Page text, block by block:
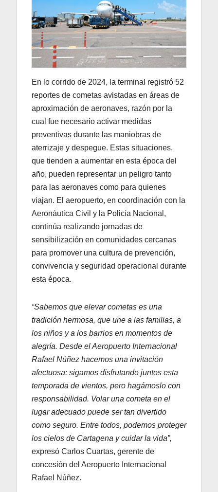
En lo corrido de 2024, la terminal registró 52
reportes de cometas avistadas en áreas de
aproximación de aeronaves, razón por la
cual fue necesario activar medidas
preventivas durante las maniobras de
aterrizaje y despegue. Estas situaciones,
que tienden a aumentar en esta época del
año, pueden representar un peligro tanto
para las aeronaves como para quienes
viajan. El aeropuerto, en coordinación con la
Aeronáutica Civil y la Policía Nacional,
continúa realizando jornadas de
sensibilización en comunidades cercanas
para promover una cultura de prevención,
convivencia y seguridad operacional durante
esta época.
“Sabemos que elevar cometas es una
tradición hermosa, que une a las familias, a
los niños y a los barrios en momentos de
alegría. Desde el Aeropuerto Internacional
Rafael Núñez hacemos una invitación
afectuosa: sigamos disfrutando juntos esta
temporada de vientos, pero hagámoslo con
responsabilidad. Volar una cometa en el
lugar adecuado puede ser tan divertido
como seguro. Entre todos, podemos proteger
los cielos de Cartagena y cuidar la vida”,
expresó Carlos Cuartas, gerente de
concesión del Aeropuerto Internacional
Rafael Núñez.